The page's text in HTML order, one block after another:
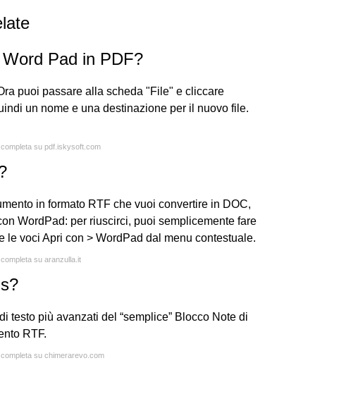
Pad in PDF?
puoi passare alla scheda "File" e cliccare
un nome e una destinazione per il nuovo file.
su pdf.iskysoft.com
in formato RTF che vuoi convertire in DOC,
WordPad: per riuscirci, puoi semplicemente fare
voci Apri con > WordPad dal menu contestuale.
su aranzulla.it
testo più avanzati del “semplice” Blocco Note di
RTF.
su chimerarevo.com